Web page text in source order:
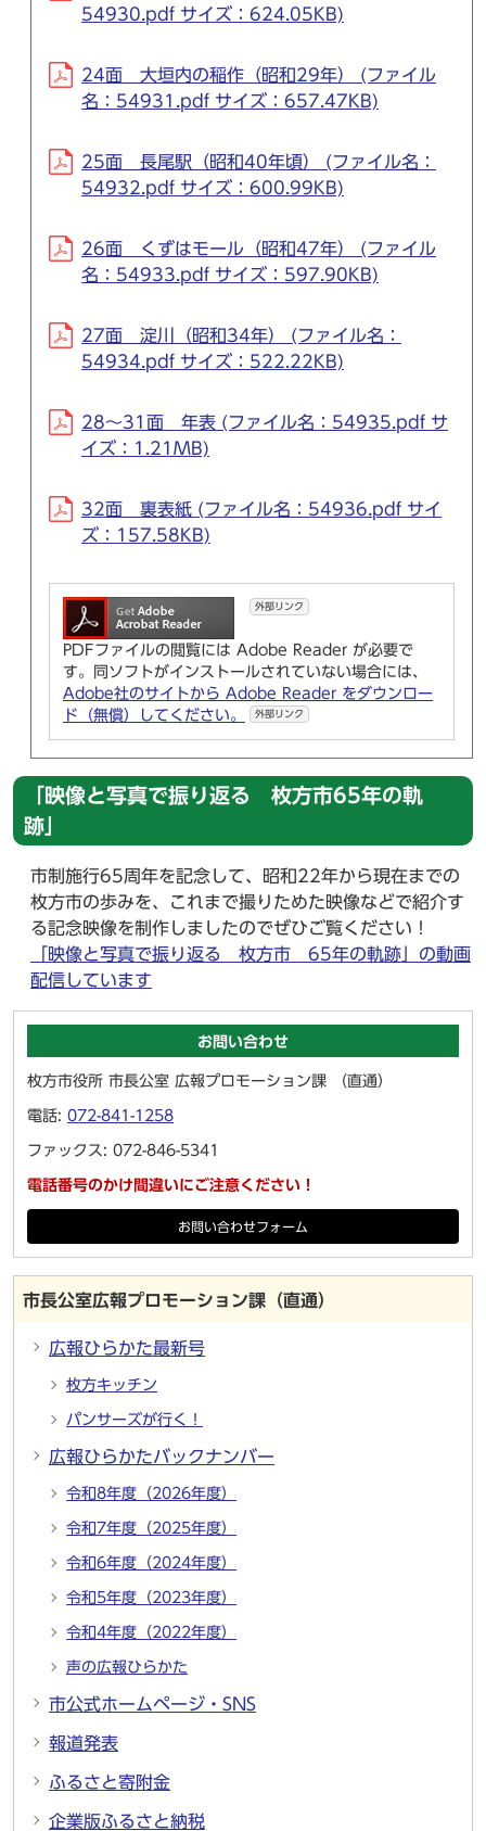
54930.pdf サイズ：624.05KB)
24面 大垣内の稲作（昭和29年） (ファイル
名：54931.pdf サイズ：657.47KB)
25面 長尾駅（昭和40年頃） (ファイル名：
54932.pdf サイズ：600.99KB)
26面 くずはモール（昭和47年） (ファイル
名：54933.pdf サイズ：597.90KB)
27面 淀川（昭和34年） (ファイル名：
54934.pdf サイズ：522.22KB)
28～31面 年表 (ファイル名：54935.pdf サ
イズ：1.21MB)
32面 裏表紙 (ファイル名：54936.pdf サイ
ズ：157.58KB)
外部リンク
PDFファイルの閲覧には Adobe Reader が必要で
す。同ソフトがインストールされていない場合には、
Adobe社のサイトから Adobe Reader をダウンロー
ド（無償）してください。
外部リンク
「映像と写真で振り返る 枚方市65年の軌
跡」
市制施行65周年を記念して、昭和22年から現在までの
枚方市の歩みを、これまで撮りためた映像などで紹介す
る記念映像を制作しましたのでぜひご覧ください！
「映像と写真で振り返る 枚方市 65年の軌跡」の動画
配信しています
お問い合わせ
枚方市役所 市長公室 広報プロモーション課 （直通）
電話: 072-841-1258
ファックス: 072-846-5341
電話番号のかけ間違いにご注意ください！
お問い合わせフォーム
市長公室広報プロモーション課（直通）
広報ひらかた最新号
枚方キッチン
パンサーズが行く！
広報ひらかたバックナンバー
令和8年度（2026年度）
令和7年度（2025年度）
令和6年度（2024年度）
令和5年度（2023年度）
令和4年度（2022年度）
声の広報ひらかた
市公式ホームページ・SNS
報道発表
ふるさと寄附金
企業版ふるさと納税